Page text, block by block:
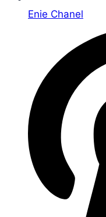
Enie Chanel